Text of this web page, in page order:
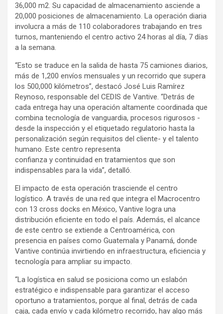
36,000 m2. Su capacidad de almacenamiento asciende a
20,000 posiciones de almacenamiento. La operación diaria
involucra a más de 110 colaboradores trabajando en tres
turnos, manteniendo el centro activo 24 horas al día, 7 días
a la semana.
“Esto se traduce en la salida de hasta 75 camiones diarios,
más de 1,200 envíos mensuales y un recorrido que supera
los 500,000 kilómetros”, destacó José Luis Ramírez
Reynoso, responsable del CEDIS de Vantive. “Detrás de
cada entrega hay una operación altamente coordinada que
combina tecnología de vanguardia, procesos rigurosos -
desde la inspección y el etiquetado regulatorio hasta la
personalización según requisitos del cliente- y el talento
humano. Este centro representa
confianza y continuidad en tratamientos que son
indispensables para la vida”, detalló.
El impacto de esta operación trasciende el centro
logístico. A través de una red que integra el Macrocentro
con 13 cross docks en México, Vantive logra una
distribución eficiente en todo el país. Además, el alcance
de este centro se extiende a Centroamérica, con
presencia en países como Guatemala y Panamá, donde
Vantive continúa invirtiendo en infraestructura, eficiencia y
tecnología para ampliar su impacto.
“La logística en salud se posiciona como un eslabón
estratégico e indispensable para garantizar el acceso
oportuno a tratamientos, porque al final, detrás de cada
caja, cada envío y cada kilómetro recorrido, hay algo más